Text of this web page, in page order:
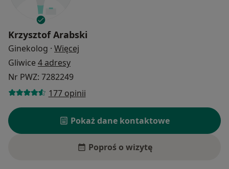
Krzysztof Arabski
Ginekolog · Więcej
Gliwice 4 adresy
Nr PWZ: 7282249
177 opinii
Pokaż dane kontaktowe
Poproś o wizytę